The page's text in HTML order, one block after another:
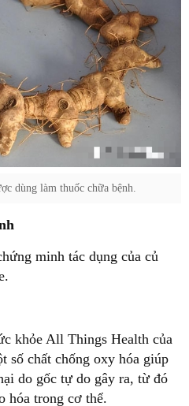
dùng làm thuốc chữa bệnh.
minh tác dụng của củ
khỏe All Things Health của
số chất chống oxy hóa giúp
do gốc tự do gây ra, từ đó
hóa trong cơ thể.